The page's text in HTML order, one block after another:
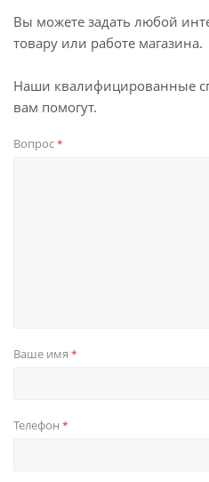
Вы можете задать любой
товару или работе магазина.
Наши квалифицированные
вам помогут.
Вопрос*
Ваше имя *
Телефон *